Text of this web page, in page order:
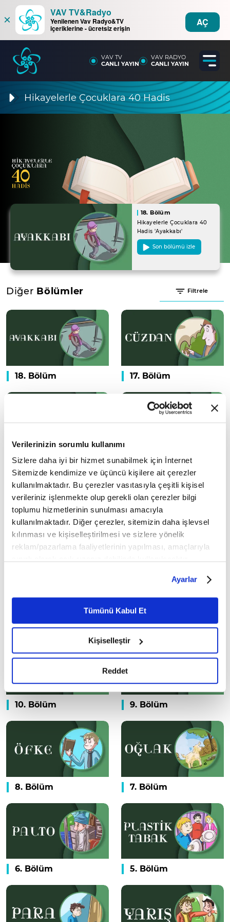
Verilerinizin sorumlu kullanımı
Sizlere daha iyi bir hizmet sunabilmek için İnternet
Sitemizde kendimize ve üçüncü kişilere ait çerezler
kullanılmaktadır. Bu çerezler vasıtasıyla çeşitli kişisel
verileriniz işlenmekte olup gerekli olan çerezler bilgi
toplumu hizmetlerinin sunulması amacıyla
kullanılmaktadır. Diğer çerezler, sitemizin daha işlevsel
kılınması ve kişiselleştirilmesi ve sizlere yönelik
reklam/pazarlama faaliyetlerinin yapılması, amaçlarıyla
belirleyebilirsiniz. Çerezlere ilişkin detaylı bilgi için
Ayarlar butonuna tıklayabilir,Çerez Bilgilendirme
Metnimizi ziyaret edebilirsiniz.
6698 sayılı Kişisel Verilerin Korunması Kanunu uyarınca
okumak ve sitemizi ziyaretiniz kapsamında
gerçekleştirilen veri işleme faaliyetleri ile ilgili daha
detaylı bilgi almak için lütfentıklayınız.
Ayarlar
Tümünü Kabul Et
Kişiselleştir
Reddet
×
VAV TV&Radyo
Yenilenen Vav Radyo&TV
içeriklerine - ücretsiz erişin
AÇ
VAV TV
CANLI YAYIN
VAV RADYO
CANLI YAYIN
Hikayelerle Çocuklara 40 Hadis
18. Bölüm
Hikayelerle Çocuklara 40
Hadis 'Ayakkabı'
Son bölümü izle
Diğer Bölümler Filtrele
18. Bölüm 17. Bölüm
16. Bölüm 15. Bölüm
14. Bölüm 13. Bölüm
12. Bölüm 11. Bölüm
10. Bölüm 9. Bölüm
8. Bölüm 7. Bölüm
6. Bölüm 5. Bölüm